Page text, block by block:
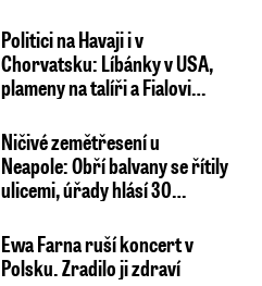
Politici na Havaji i v
Chorvatsku: Líbánky v USA,
plameny na talíři a Fialovi…
Ničivé zemětřesení u
Neapole: Obří balvany se řítily
ulicemi, úřady hlásí 30…
Ewa Farna ruší koncert v
Polsku. Zradilo ji zdraví